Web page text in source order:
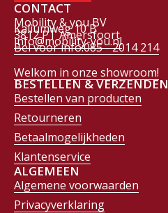
CONTACT
Mobility & you BV
Kaliumweg 10 B
3812 PT Amersfoort
info@mobility-you.nl
Bel voor info:085 - 2014 214
Welkom in onze showroom!
BESTELLEN & VERZENDEN
Bestellen van producten
Retourneren
Betaalmogelijkheden
Klantenservice
ALGEMEEN
Algemene voorwaarden
Privacyverklaring